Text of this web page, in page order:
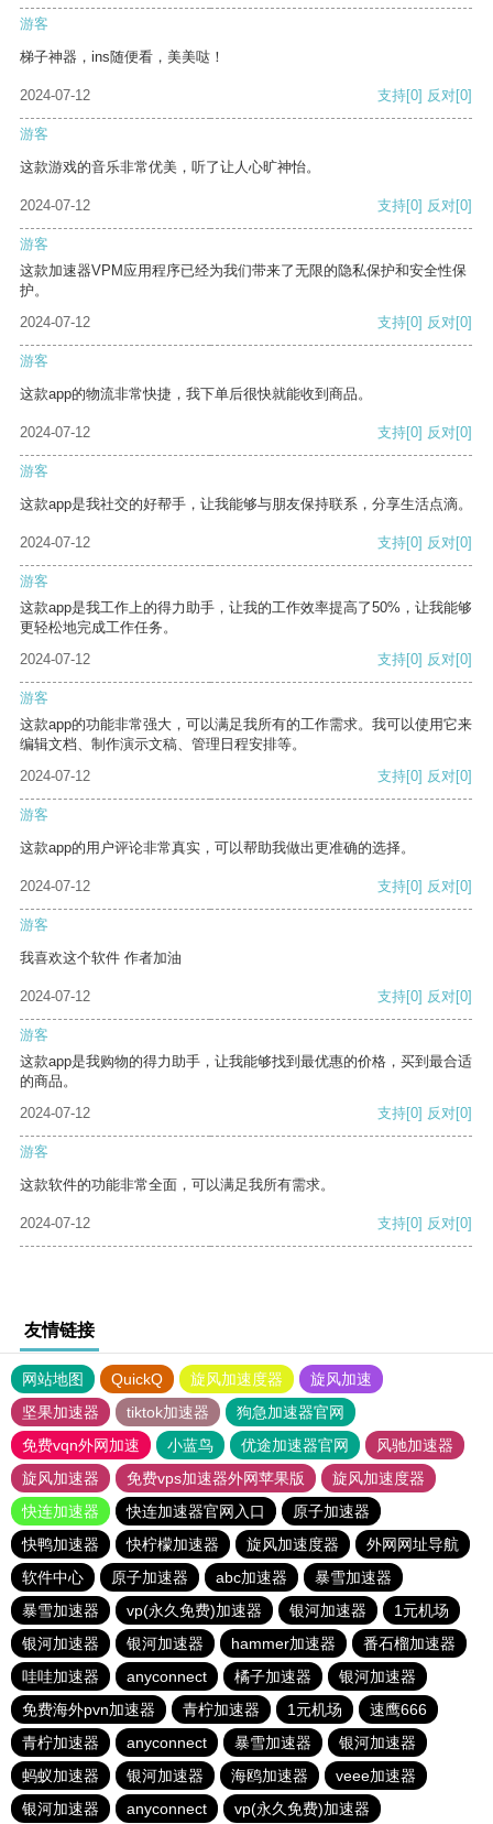
游客
梯子神器，ins随便看，美美哒！
2024-07-12 支持[0] 反对[0]
游客
这款游戏的音乐非常优美，听了让人心旷神怡。
2024-07-12 支持[0] 反对[0]
游客
这款加速器VPM应用程序已经为我们带来了无限的隐私保护和安全性保
护。
2024-07-12
支持[0] 反对[0]
游客
这款app的物流非常快捷，我下单后很快就能收到商品。
2024-07-12 支持[0] 反对[0]
游客
这款app是我社交的好帮手，让我能够与朋友保持联系，分享生活点滴。
2024-07-12 支持[0] 反对[0]
游客
这款app是我工作上的得力助手，让我的工作效率提高了50%，让我能够
更轻松地完成工作任务。
2024-07-12
支持[0] 反对[0]
游客
这款app的功能非常强大，可以满足我所有的工作需求。我可以使用它来
编辑文档、制作演示文稿、管理日程安排等。
2024-07-12
支持[0] 反对[0]
游客
这款app的用户评论非常真实，可以帮助我做出更准确的选择。
2024-07-12 支持[0] 反对[0]
游客
我喜欢这个软件 作者加油
2024-07-12 支持[0] 反对[0]
游客
这款app是我购物的得力助手，让我能够找到最优惠的价格，买到最合适
的商品。
2024-07-12
支持[0] 反对[0]
游客
这款软件的功能非常全面，可以满足我所有需求。
2024-07-12 支持[0] 反对[0]
友情链接
网站地图 QuickQ 旋风加速度器
旋风加速
坚果加速器
tiktok加速器
狗急加速器官网
免费vqn外网加速
小蓝鸟 优途加速器官网
风驰加速器
旋风加速器
免费vps加速器外网苹果版
旋风加速度器
快连加速器
快连加速器官网入口
原子加速器
快鸭加速器
快柠檬加速器 旋风加速度器
外网网址导航
软件中心
原子加速器 abc加速器
暴雪加速器
暴雪加速器
vp(永久免费)加速器 银河加速器
1元机场
银河加速器
银河加速器 hammer加速器
番石榴加速器
哇哇加速器
anyconnect 橘子加速器
银河加速器
免费海外pvn加速器
青柠加速器 1元机场
速鹰666
青柠加速器
anyconnect 暴雪加速器
银河加速器
蚂蚁加速器
银河加速器 海鸥加速器
veee加速器
银河加速器
anyconnect vp(永久免费)加速器